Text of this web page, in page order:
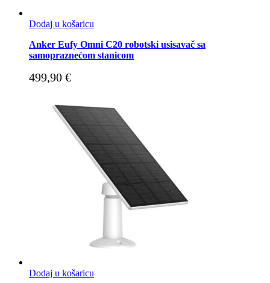
Dodaj u košaricu
Anker Eufy Omni C20 robotski usisavač sa
samopraznećom stanicom
499,90 €
Dodaj u košaricu